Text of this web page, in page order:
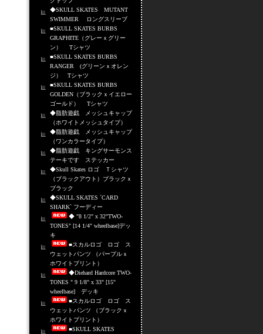
◆SKULL SKATES MUTANT
SWIMMER ロングスリーブ
■SKULL SKATES BURBS
GRAPHITE（グレーｘグリー
ン） Tシャツ
■SKULL SKATES BURBS
RANGER (グリーンｘオレン
ジ） Tシャツ
■SKULL SKATES BURBS
GOLDEN（ブラックｘイエロー
ゴールド） Tシャツ
◆脂肪遊戯 メッシュキャップ
（ホワイトメッシュタイプ）
◆脂肪遊戯 メッシュキャップ
（ワンカラータイプ）
◆脂肪遊戯 キングサーモンス
テーキです ステッカー
◆Skull Skates ロゴ Ｔシャツ
（ブラックアウト）ブラックｘ
ブラック
◆SKULL SKATES `CARD
SHARK` フーディー
◆ "8 1/2" x 32"TWO-
TONES" [14 1/4" wheelbase]デッ
キ
■スカルロゴ ロゴ ス
ウェットパンツ （パープルｘ
ホワイトプリント）
◆Diehard Hardcore TWO-
TONES " 9 1/8" x 33" [15"
wheelbase] デッキ
■スカルロゴ ロゴ ス
ウェットパンツ （ブラックｘ
ホワイトプリント）
■SKULL SKATES